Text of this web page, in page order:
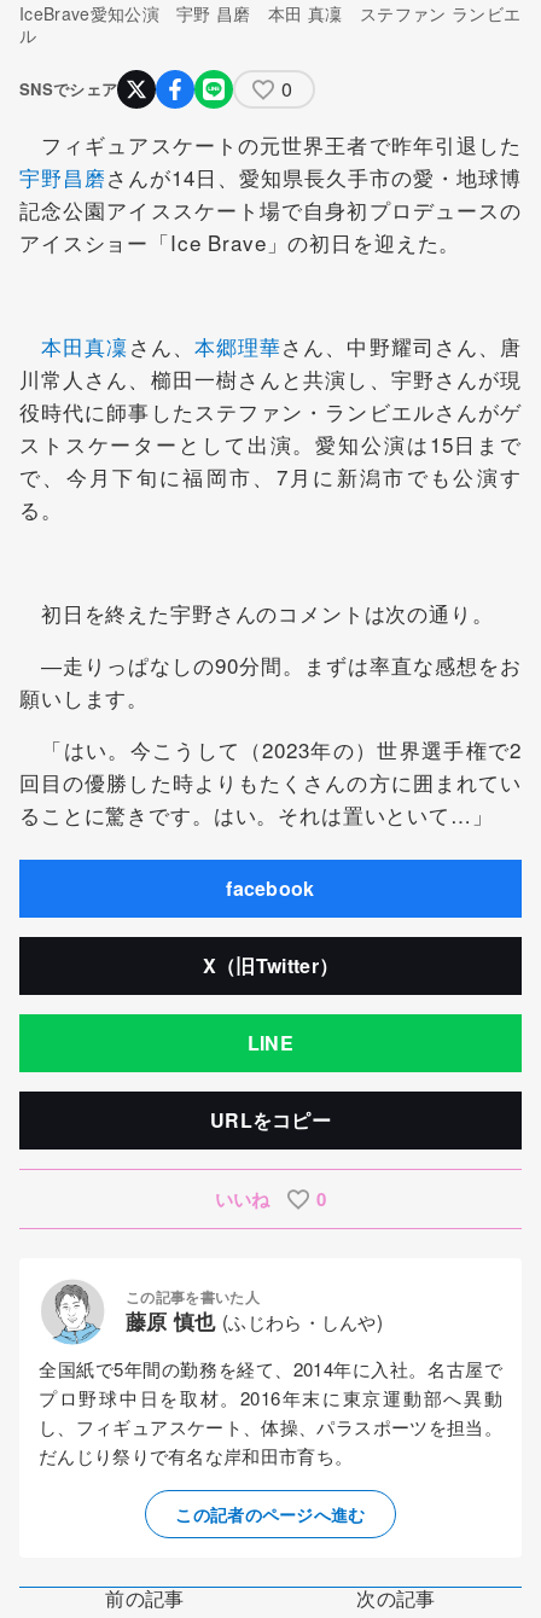
IceBrave愛知公演 宇野 昌磨 本田 真凜 ステファン ランビエ
ル
SNSでシェア 0
フィギュアスケートの元世界王者で昨年引退した
宇野昌磨さんが14日、愛知県長久手市の愛・地球博
記念公園アイススケート場で自身初プロデュースの
アイスショー「Ice Brave」の初日を迎えた。
本田真凜さん、 本郷理華さん、中野耀司さん、唐
川常⼈さん、櫛田一樹さんと共演し、宇野さんが現
役時代に師事したステファン・ランビエルさんがゲ
ストスケーターとして出演。愛知公演は15日まで
で、今月下旬に福岡市、7月に新潟市でも公演す
る。
初日を終えた宇野さんのコメントは次の通り。
―走りっぱなしの90分間。まずは率直な感想をお
願いします。
「はい。今こうして（2023年の）世界選手権で2
回目の優勝した時よりもたくさんの方に囲まれてい
ることに驚きです。はい。それは置いといて…」
facebook
X（旧Twitter）
LINE
URLをコピー
いいね 0
この記事を書いた人
藤原 慎也 (ふじわら・しんや)
全国紙で5年間の勤務を経て、2014年に入社。名古屋で
プロ野球中日を取材。2016年末に東京運動部へ異動
し、フィギュアスケート、体操、パラスポーツを担当。
だんじり祭りで有名な岸和田市育ち。
この記者のページへ進む
前の記事 次の記事